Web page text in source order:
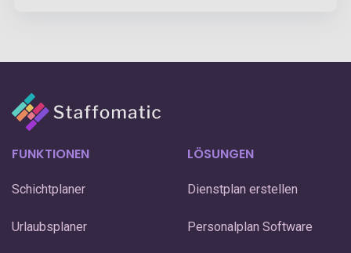
FUNKTIONEN
Schichtplaner
Urlaubsplaner
LÖSUNGEN
Dienstplan erstellen
Personalplan Software